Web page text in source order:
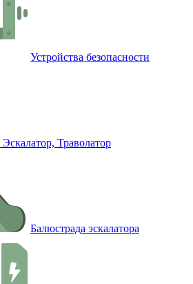
Устройства безопасности
Эскалатор, Траволатор
Балюстрада эскалатора